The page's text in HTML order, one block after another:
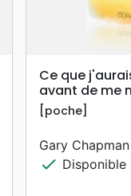
search
Ce que
avant de me
[poche]
Gary Chapman
check Disponible